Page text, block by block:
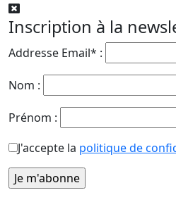
Inscription à la
Addresse Email* :
Nom :
Prénom :
J'accepte la politique de